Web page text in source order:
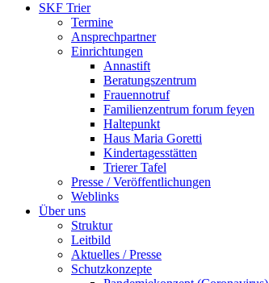
SKF Trier
Termine
Ansprechpartner
Einrichtungen
Annastift
Beratungszentrum
Frauennotruf
Familienzentrum forum feyen
Haltepunkt
Haus Maria Goretti
Kindertagesstätten
Trierer Tafel
Presse / Veröffentlichungen
Weblinks
Über uns
Struktur
Leitbild
Aktuelles / Presse
Schutzkonzepte